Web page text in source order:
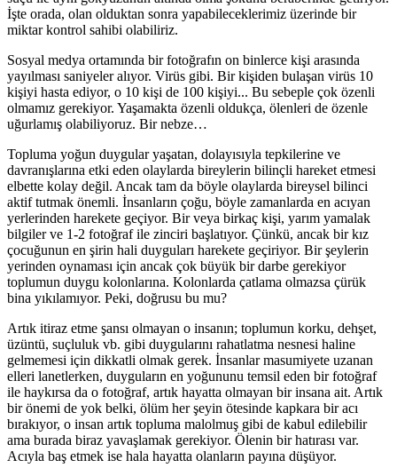
İşte orada, olan olduktan sonra yapabileceklerimiz üzerinde bir
miktar kontrol sahibi olabiliriz.
Sosyal medya ortamında bir fotoğrafın on binlerce kişi arasında
yayılması saniyeler alıyor. Virüs gibi. Bir kişiden bulaşan virüs 10
kişiyi hasta ediyor, o 10 kişi de 100 kişiyi... Bu sebeple çok özenli
olmamız gerekiyor. Yaşamakta özenli oldukça, ölenleri de özenle
uğurlamış olabiliyoruz. Bir nebze…
Topluma yoğun duygular yaşatan, dolayısıyla tepkilerine ve
davranışlarına etki eden olaylarda bireylerin bilinçli hareket etmesi
elbette kolay değil. Ancak tam da böyle olaylarda bireysel bilinci
aktif tutmak önemli. İnsanların çoğu, böyle zamanlarda en acıyan
yerlerinden harekete geçiyor. Bir veya birkaç kişi, yarım yamalak
bilgiler ve 1-2 fotoğraf ile zinciri başlatıyor. Çünkü, ancak bir kız
çocuğunun en şirin hali duyguları harekete geçiriyor. Bir şeylerin
yerinden oynaması için ancak çok büyük bir darbe gerekiyor
toplumun duygu kolonlarına. Kolonlarda çatlama olmazsa çürük
bina yıkılamıyor. Peki, doğrusu bu mu?
Artık itiraz etme şansı olmayan o insanın; toplumun korku, dehşet,
üzüntü, suçluluk vb. gibi duygularını rahatlatma nesnesi haline
gelmemesi için dikkatli olmak gerek. İnsanlar masumiyete uzanan
elleri lanetlerken, duyguların en yoğununu temsil eden bir fotoğraf
ile haykırsa da o fotoğraf, artık hayatta olmayan bir insana ait. Artık
bir önemi de yok belki, ölüm her şeyin ötesinde kapkara bir acı
bırakıyor, o insan artık topluma malolmuş gibi de kabul edilebilir
ama burada biraz yavaşlamak gerekiyor. Ölenin bir hatırası var.
Acıyla baş etmek ise hala hayatta olanların payına düşüyor.